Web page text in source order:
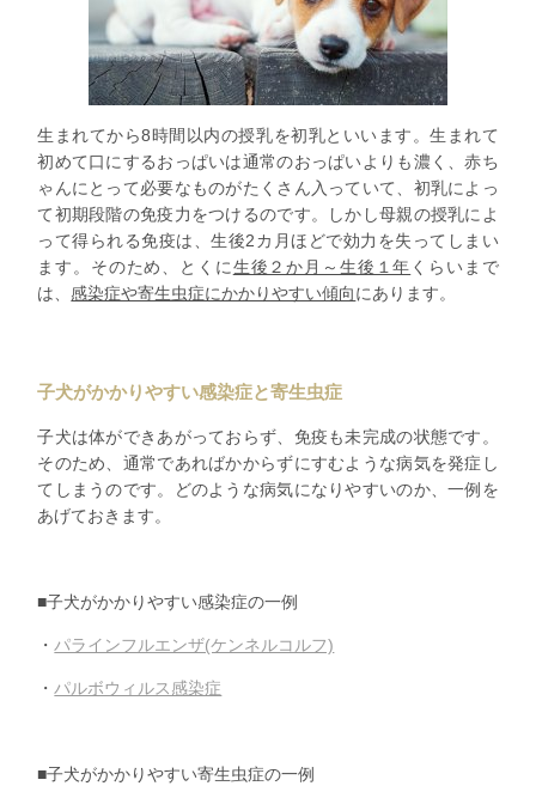
生まれてから8時間以内の授乳を初乳といいます。生まれて
初めて口にするおっぱいは通常のおっぱいよりも濃く、赤ち
ゃんにとって必要なものがたくさん入っていて、初乳によっ
て初期段階の免疫力をつけるのです。しかし母親の授乳によ
って得られる免疫は、生後2カ月ほどで効力を失ってしまい
ます。そのため、とくに生後２か月～生後１年 くらいまで
は、 感染症や寄生虫症にかかりやすい傾向にあります。
子犬がかかりやすい感染症と寄生虫症
子犬は体ができあがっておらず、免疫も未完成の状態です。
そのため、通常であればかからずにすむような病気を発症し
てしまうのです。どのような病気になりやすいのか、一例を
あげておきます。
■子犬がかかりやすい感染症の一例
・パラインフルエンザ(ケンネルコルフ)
・パルボウィルス感染症
■子犬がかかりやすい寄生虫症の一例